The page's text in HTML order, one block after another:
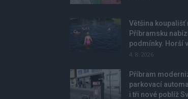
Většina koupališť
Příbramsku
podmínky. Horší
4. 8. 2026
Příbram
parkovací
i tři nové poblíž